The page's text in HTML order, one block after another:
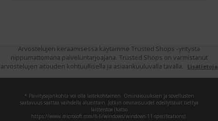
Arvostelujen keräämisessä käytämme Trusted Shops -yritystä
riippumattomana palveluntarjoajana. Trusted Shops on varmistanut
arvostelujen aitouden kohtuullisella ja asiaankuuluvalla tavalla.
Lisätietoja
* Päivitysajankohta voi olla laitekohtainen. Ominaisuuksien ja sovellusten
saatavuus saattaa vaihdella alueittain. Jotkin ominaisuudet edellyttävät tiettyä
laitteistoa (katso
https://www.microsoft.com/fi-fi/windows/windows-11-specifications).